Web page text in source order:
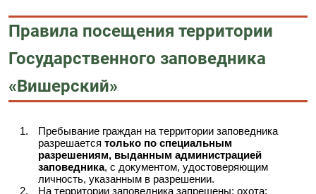
Правила посещения территории
Государственного заповедника
«Вишерский»
Пребывание граждан на территории заповедника
разрешается только по специальным
разрешениям, выданным администрацией
заповедника, с документом, удостоверяющим
личность, указанным в разрешении.
На территории заповедника запрещены: охота;